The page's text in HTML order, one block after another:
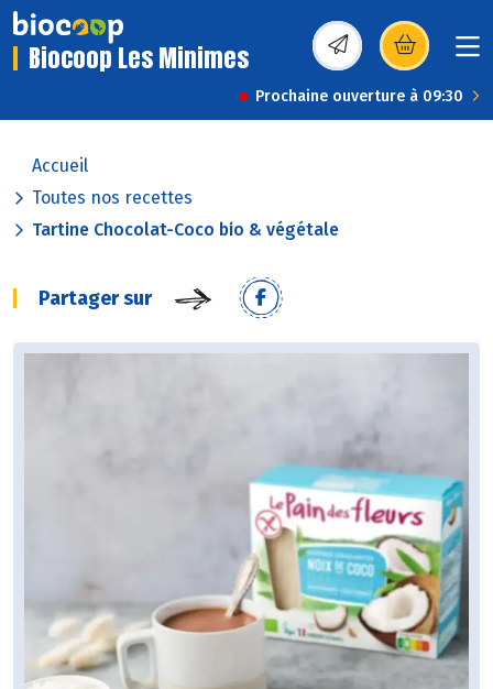
Biocoop Les Minimes (s’ouvre dans une
Prochaine ouverture à 09:30
Accueil
Toutes nos recettes
Tartine Chocolat-Coco bio & végétale
Partager sur